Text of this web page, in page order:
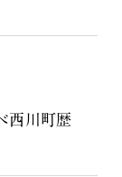
西川町歴